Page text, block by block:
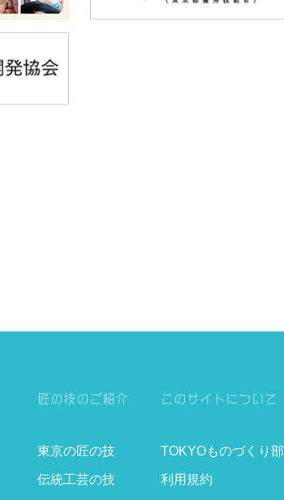
匠の技のご紹介
東京の匠の技
伝統工芸の技
このサイトについて
TOKYOものづくり部
利用規約